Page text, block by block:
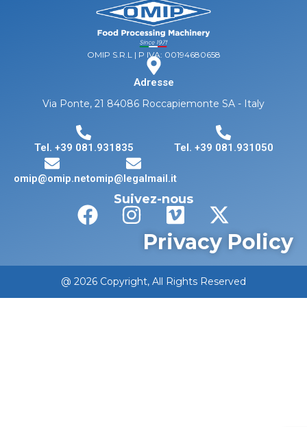
OMIP S.R.L | P IVA: 00194680658
Adresse
Via Ponte, 21 84086 Roccapiemonte SA - Italy
Tel. +39 081.931835 Tel. +39 081.931050
omip@omip.netomip@legalmail.it
Suivez-nous
Privacy Policy
@ 2026 Copyright, All Rights Reserved